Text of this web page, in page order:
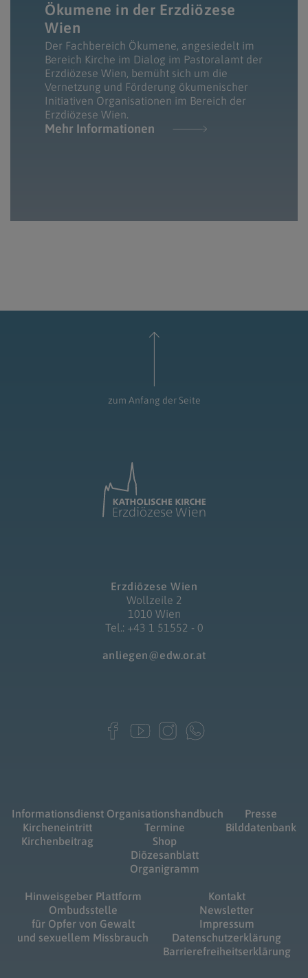
Ökumene in der Erzdiözese
Wien
Der Fachbereich Ökumene, angesiedelt im
Bereich Kirche im Dialog im Pastoralamt der
Erzdiözese Wien, bemüht sich um die
Vernetzung und Förderung ökumenischer
Initiativen Organisationen im Bereich der
Erzdiözese Wien.
Mehr Informationen
zum Anfang der Seite
Erzdiözese Wien
Wollzeile 2
1010 Wien
Tel.: +43 1 51552 - 0
anliegen@edw.or.at
Informationsdienst
Kircheneintritt
Kirchenbeitrag
Organisationshandbuch
Termine
Shop
Diözesanblatt
Organigramm
Presse
Bilddatenbank
Hinweisgeber Plattform
Ombudsstelle
für Opfer von Gewalt
und sexuellem Missbrauch
Kontakt
Newsletter
Impressum
Datenschutzerklärung
Barrierefreiheitserklärung